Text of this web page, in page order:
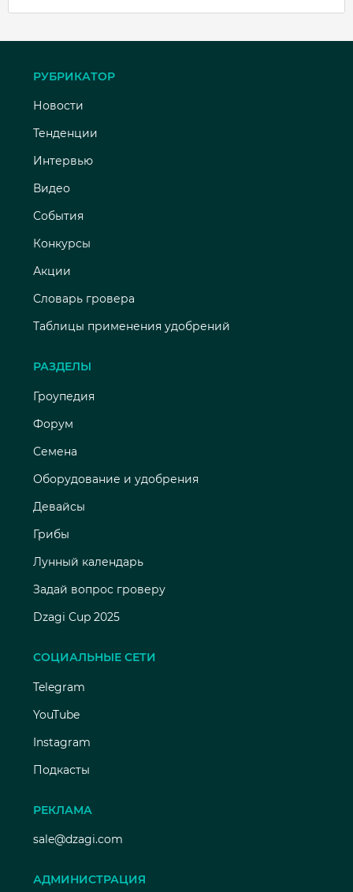
РУБРИКАТОР
Новости
Тенденции
Интервью
Видео
События
Конкурсы
Акции
Словарь гровера
Таблицы применения удобрений
РАЗДЕЛЫ
Гроупедия
Форум
Семена
Оборудование и удобрения
Девайсы
Грибы
Лунный календарь
Задай вопрос гроверу
Dzagi Cup 2025
СОЦИАЛЬНЫЕ СЕТИ
Telegram
YouTube
Instagram
Подкасты
РЕКЛАМА
sale@dzagi.com
АДМИНИСТРАЦИЯ